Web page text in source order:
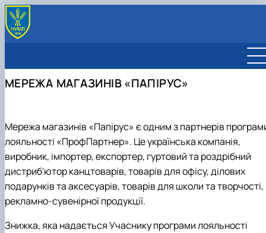
КЕРІВНИЦТВО
СТРУКТУРА ПРОФКОМУ
Зразки заяв
Заява на вступ до членів профспілки
Заява на надання грошової допомоги
Заява на надання дитячої путівки в ДОЗ
"Чайка"
ПІДТРИМКА ЗСУ
ОЗДОРОВЛЕННЯ ТА ВІДПОЧИНОК
МЕРЕЖА МАГАЗИНІВ «ПАПІРУС»
Мережа магазинів «Папірус» є одним з партнерів
лояльності «ПрофПартнер». Це українська компанія,
виробник, імпортер, експортер, гуртовий та роздрібний
дистриб'ютор канцтоварів, товарів для офісу, ділових
подарунків та аксесуарів, товарів для школи та творчості,
рекламно-сувенірної продукції.
Знижка, яка надається Учаснику програми лояльності